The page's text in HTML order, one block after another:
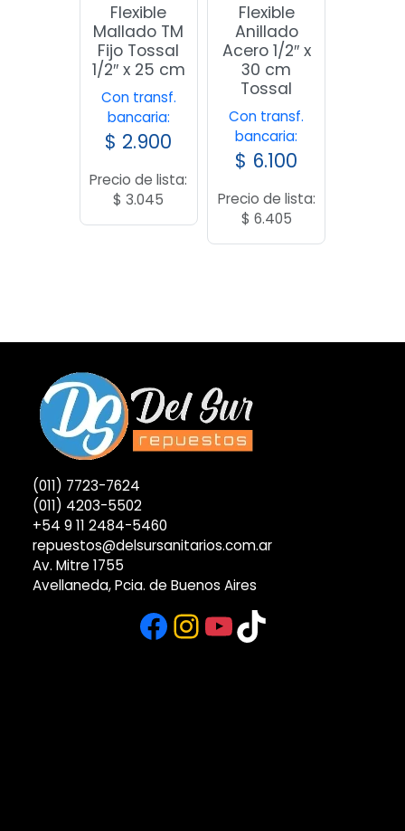
Flexible
Mallado TM
Fijo Tossal
1/2″ x 25 cm
Con transf.
bancaria:
$ 2.900
Precio de lista:
$ 3.045
Flexible
Anillado
Acero 1/2″ x
30 cm
Tossal
Con transf.
bancaria:
$ 6.100
Precio de lista:
$ 6.405
(011) 7723-7624
(011) 4203-5502
+54 9 11 2484-5460
repuestos@delsursanitarios.com.ar
Av. Mitre 1755
Avellaneda, Pcia. de Buenos Aires
Facebook
Instagram
YouTube
TikTok